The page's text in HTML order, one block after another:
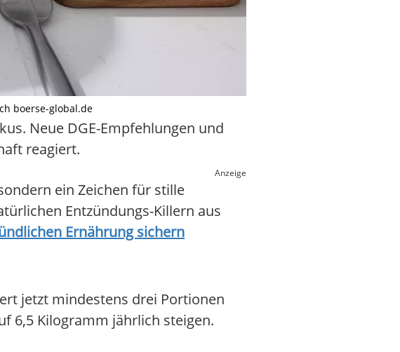
boerse-global.de
Neue DGE-Empfehlungen und
reagiert.
Anzeige
ein Zeichen für stille
Entzündungs-Killern aus
Ernährung sichern
jetzt mindestens drei Portionen
6,5 Kilogramm jährlich steigen.